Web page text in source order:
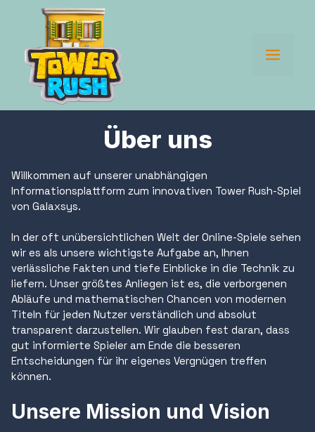
Über uns
Willkommen auf unserer unabhängigen
Informationsplattform zum innovativen Tower Rush-Spiel
von Galaxsys.
In der oft unübersichtlichen Welt der Online-Spiele sehen
wir es als unsere wichtigste Aufgabe an, Ihnen
verlässliche Fakten und tiefe Einblicke in die Technik zu
liefern. Unser größtes Anliegen ist es, die verborgenen
Abläufe und mathematischen Chancen von modernen
Titeln für jeden Nutzer verständlich und absolut
transparent darzustellen. Wir glauben fest daran, dass
gut informierte Spieler am Ende die besseren
Entscheidungen für ihr eigenes Vergnügen treffen
können.
Unsere Mission und Vision